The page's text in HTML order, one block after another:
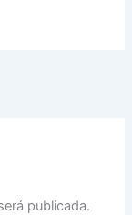
publicada.